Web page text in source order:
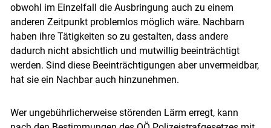
obwohl im Einzelfall die Ausbringung auch zu einem
anderen Zeitpunkt problemlos möglich wäre. Nachbarn
haben ihre Tätigkeiten so zu gestalten, dass andere
dadurch nicht absichtlich und mutwillig beeinträchtigt
werden. Sind diese Beeinträchtigungen aber unvermeidbar,
hat sie ein Nachbar auch hinzunehmen.
Wer ungebührlicherweise störenden Lärm erregt, kann